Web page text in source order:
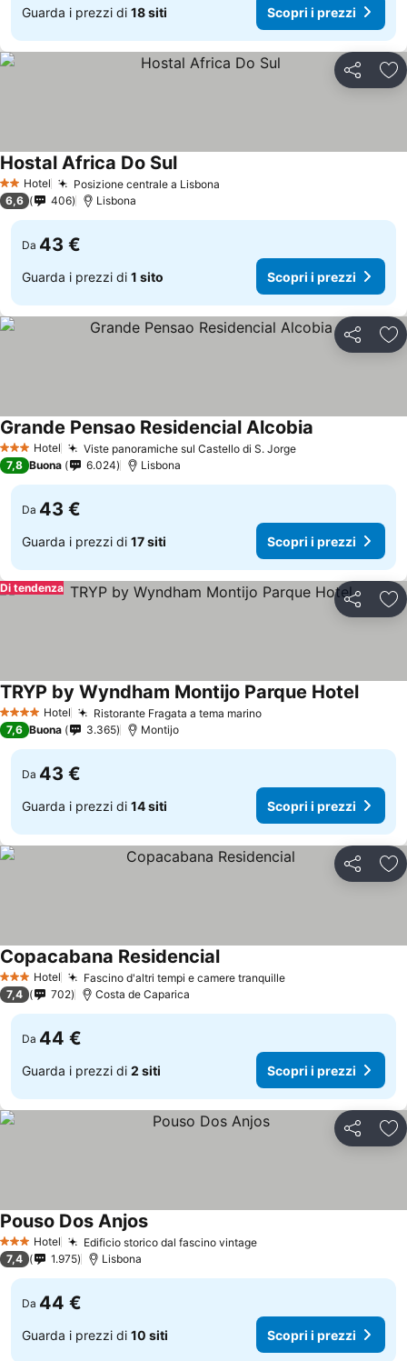
Guarda i prezzi di 18 siti Scopri i prezzi
Condividi
2 StelleHotel Posizione centrale a Lisbona
Hostal Africa Do Sul
6,6 406 Lisbona
Da 43 €
Guarda i prezzi di 1 sito Scopri i prezzi
Condividi
3 StelleHotel Viste panoramiche sul Castello di S. Jorge
Grande Pensao Residencial Alcobia
7,8 Buona 6.024 Lisbona
Da 43 €
Guarda i prezzi di 17 siti Scopri i prezzi
Condividi
Di tendenza
4 Stelle Hotel Ristorante Fragata a tema marino
TRYP by Wyndham Montijo Parque Hotel
7,6 Buona 3.365 Montijo
Da 43 €
Guarda i prezzi di 14 siti Scopri i prezzi
Condividi
3 StelleHotel Fascino d'altri tempi e camere tranquille
Copacabana Residencial
7,4 702 Costa de Caparica
Da 44 €
Guarda i prezzi di 2 siti Scopri i prezzi
Condividi
3 StelleHotel Edificio storico dal fascino vintage
Pouso Dos Anjos
7,4 1.975 Lisbona
Da 44 €
Guarda i prezzi di 10 siti Scopri i prezzi